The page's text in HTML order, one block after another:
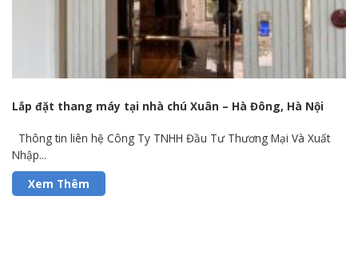
Lắp đặt thang máy tại nhà chú Xuân – Hà Đông, Hà Nội
Thông tin liên hệ Công Ty TNHH Đầu Tư Thương Mại Và Xuất
Nhập...